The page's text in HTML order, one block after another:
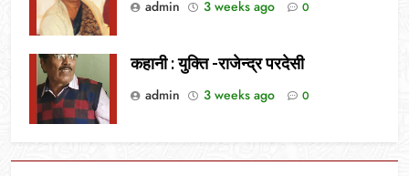
admin
3 weeks ago 0
कहानी : युक्ति -राजेन्द्र परदेसी
admin
3 weeks ago 0